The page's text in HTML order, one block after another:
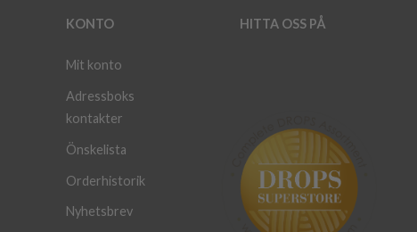
KONTO
Mit konto
Adressboks
kontakter
Önskelista
Orderhistorik
Nyhetsbrev
HITTA OSS PÅ